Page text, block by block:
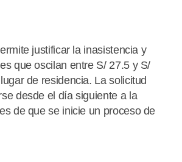
justificar la inasistencia y
que oscilan entre S/ 27.5 y S/
de residencia. La solicitud
desde el día siguiente a la
de que se inicie un proceso de